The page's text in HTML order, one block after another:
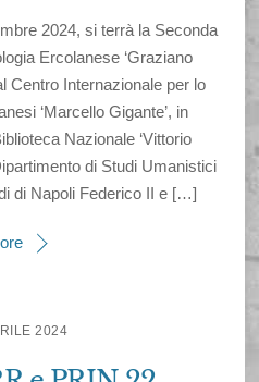
2024, si terrà la Seconda
Ercolanese ‘Graziano
Centro Internazionale per lo
‘Marcello Gigante’, in
Nazionale ‘Vittorio
di Studi Umanistici
di Napoli Federico II e […]
2024